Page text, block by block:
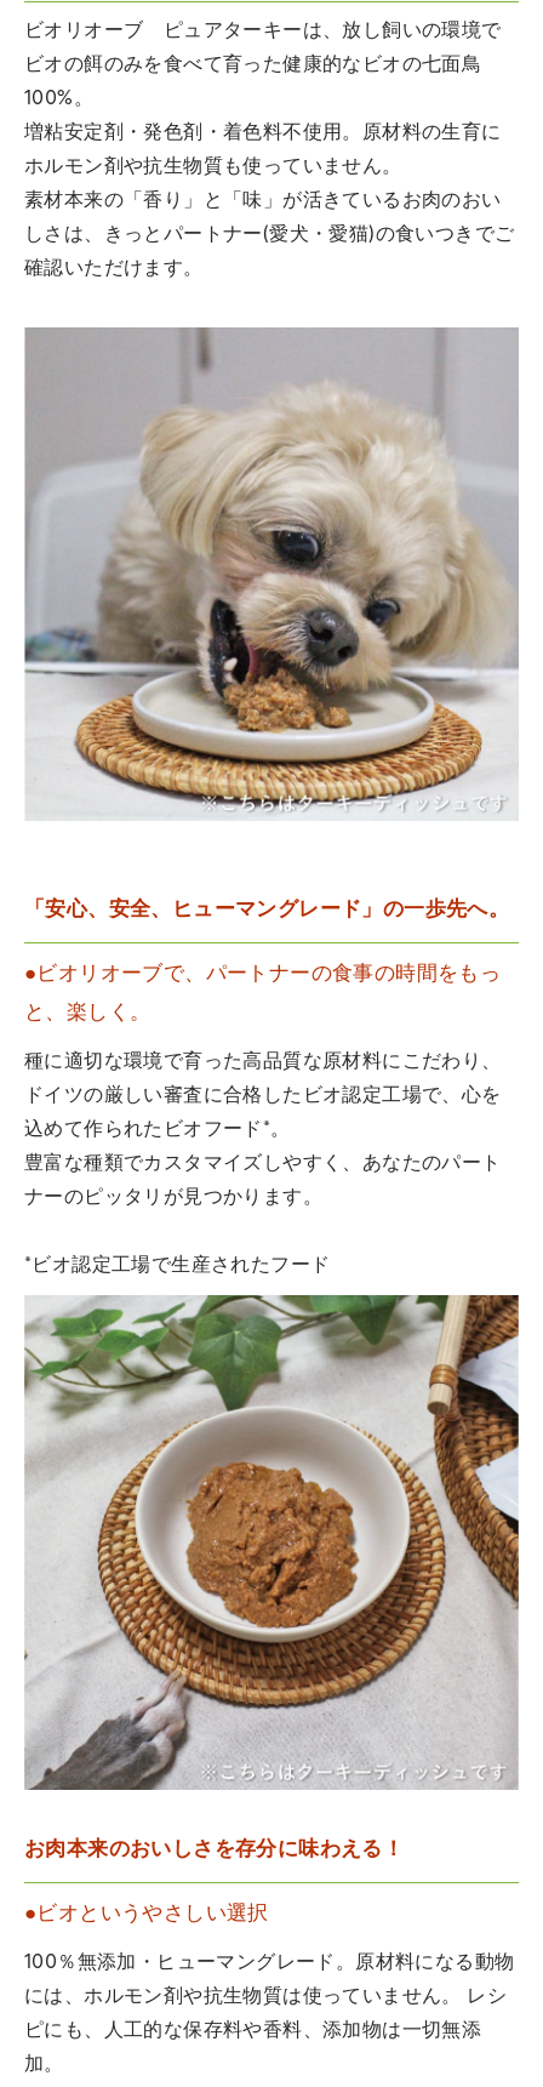
ビオリオーブ ピュアターキーは、放し飼いの環境で
ビオの餌のみを食べて育った健康的なビオの七面鳥
100%。
増粘安定剤・発色剤・着色料不使用。原材料の生育に
ホルモン剤や抗生物質も使っていません。
素材本来の「香り」と「味」が活きているお肉のおい
しさは、きっとパートナー(愛犬・愛猫)の食いつきでご
確認いただけます。
「安心、安全、ヒューマングレード」の一歩先へ。
●ビオリオーブで、パートナーの食事の時間をもっ
と、楽しく。
種に適切な環境で育った高品質な原材料にこだわり、
ドイツの厳しい審査に合格したビオ認定工場で、心を
込めて作られたビオフード*。
豊富な種類でカスタマイズしやすく、あなたのパート
ナーのピッタリが見つかります。
*ビオ認定工場で生産されたフード
お肉本来のおいしさを存分に味わえる！
●ビオというやさしい選択
100％無添加・ヒューマングレード。原材料になる動物
には、ホルモン剤や抗生物質は使っていません。 レシ
ピにも、人工的な保存料や香料、添加物は一切無添
加。